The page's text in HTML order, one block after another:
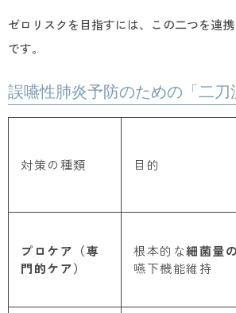
ゼロリスクを目指すには、この二つを連
です。
誤嚥性肺炎予防のための「二刀
対策の種類 目的
プロケア（専
門的ケア）
根本的な細菌量
嚥下機能維持